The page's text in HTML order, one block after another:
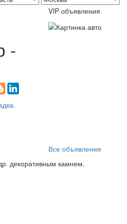
-
Все объявления
декоративным камнем.
VIP объявления